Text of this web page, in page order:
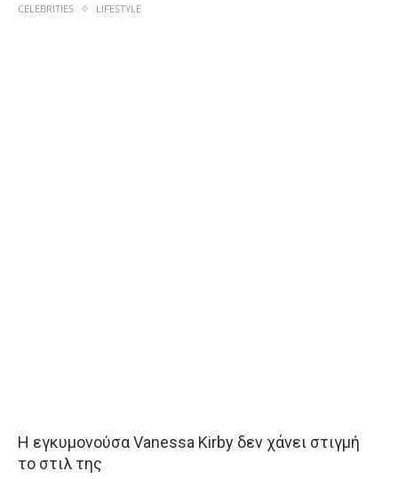
CELEBRITIES LIFESTYLE
Η εγκυμονούσα Vanessa Kirby δεν χάνει στιγμή
το στιλ της